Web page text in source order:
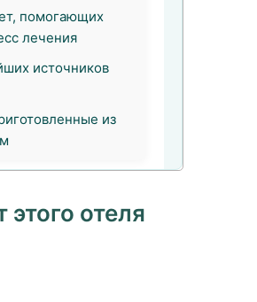
помогающих
лечения
источников
из
отеля